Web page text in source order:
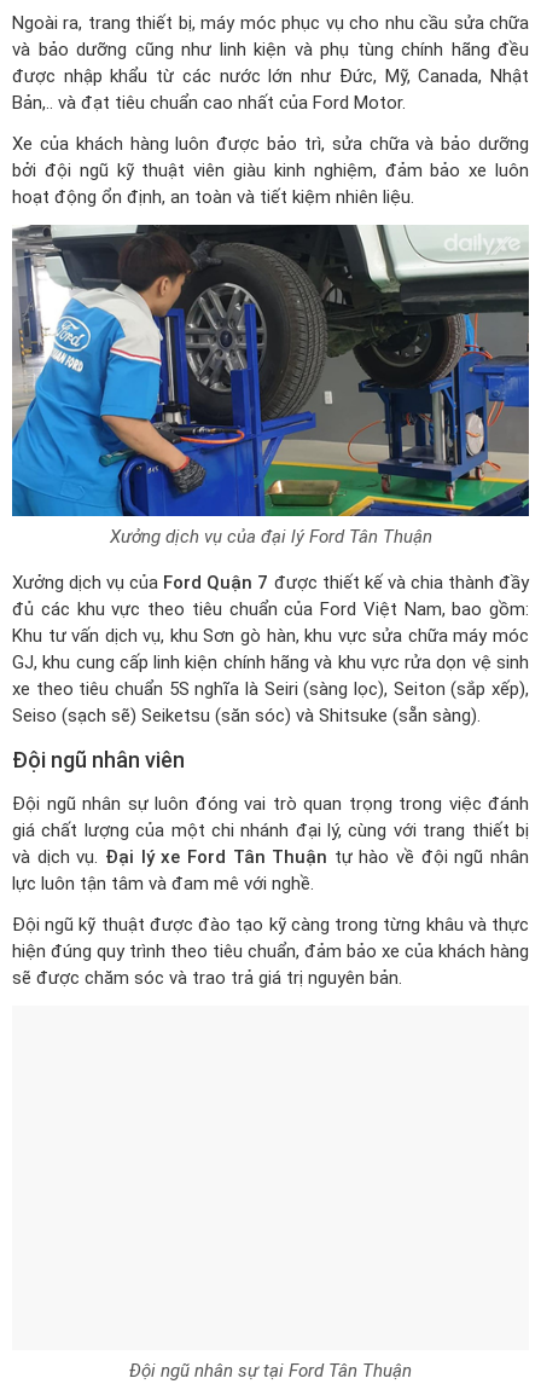
Ngoài ra, trang thiết bị, máy móc phục vụ cho nhu cầu sửa chữa
và bảo dưỡng cũng như linh kiện và phụ tùng chính hãng đều
được nhập khẩu từ các nước lớn như Đức, Mỹ, Canada, Nhật
Bản,.. và đạt tiêu chuẩn cao nhất của Ford Motor.
Xe của khách hàng luôn được bảo trì, sửa chữa và bảo dưỡng
bởi đội ngũ kỹ thuật viên giàu kinh nghiệm, đảm bảo xe luôn
hoạt động ổn định, an toàn và tiết kiệm nhiên liệu.
Xưởng dịch vụ của đại lý Ford Tân Thuận
Xưởng dịch vụ của Ford Quận 7 được thiết kế và chia thành đầy
đủ các khu vực theo tiêu chuẩn của Ford Việt Nam, bao gồm:
Khu tư vấn dịch vụ, khu Sơn gò hàn, khu vực sửa chữa máy móc
GJ, khu cung cấp linh kiện chính hãng và khu vực rửa dọn vệ sinh
xe theo tiêu chuẩn 5S nghĩa là Seiri (sàng lọc), Seiton (sắp xếp),
Seiso (sạch sẽ) Seiketsu (săn sóc) và Shitsuke (sẵn sàng).
Đội ngũ nhân viên
Đội ngũ nhân sự luôn đóng vai trò quan trọng trong việc đánh
giá chất lượng của một chi nhánh đại lý, cùng với trang thiết bị
và dịch vụ. Đại lý xe Ford Tân Thuận tự hào về đội ngũ nhân
lực luôn tận tâm và đam mê với nghề.
Đội ngũ kỹ thuật được đào tạo kỹ càng trong từng khâu và thực
hiện đúng quy trình theo tiêu chuẩn, đảm bảo xe của khách hàng
sẽ được chăm sóc và trao trả giá trị nguyên bản.
Đội ngũ nhân sự tại Ford Tân Thuận